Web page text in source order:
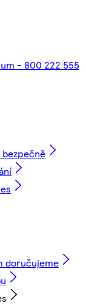
- 800 222 555
doručujeme